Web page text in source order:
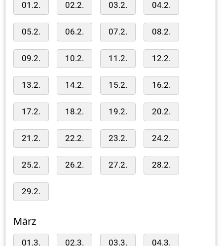
01.2. 02.2. 03.2. 04.2.
05.2. 06.2. 07.2. 08.2.
09.2. 10.2. 11.2. 12.2.
13.2. 14.2. 15.2. 16.2.
17.2. 18.2. 19.2. 20.2.
21.2. 22.2. 23.2. 24.2.
25.2. 26.2. 27.2. 28.2.
29.2.
März
01.3. 02.3. 03.3. 04.3.